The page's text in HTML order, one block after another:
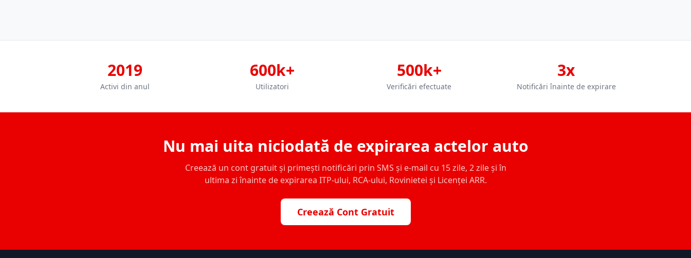
2019
Activi din anul
600k+
Utilizatori
500k+
Verificări efectuate
3x
Notificări înainte de expirare
Nu mai uita niciodată de expirarea actelor auto
Creează un cont gratuit și primești notificări prin SMS și e-mail cu 15 zile, 2 zile și în
ultima zi înainte de expirarea ITP-ului, RCA-ului, Rovinietei și Licenței ARR.
Creează Cont Gratuit